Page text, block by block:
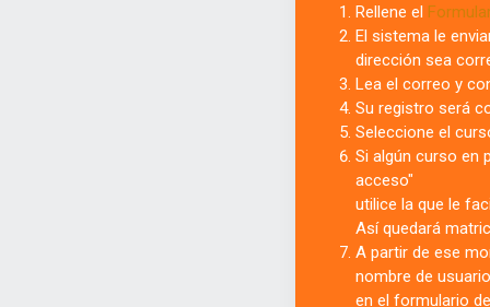
Rellene el
El sistema le
dirección sea
Lea el correo y
Su registro será
Seleccione el
Si algún curso en
acceso"
utilice la que le
Así quedará
A partir de ese
nombre de
en el formulario